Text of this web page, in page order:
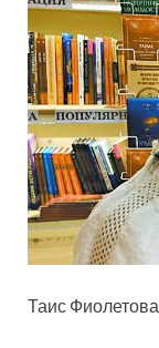
Таис Фиолетова